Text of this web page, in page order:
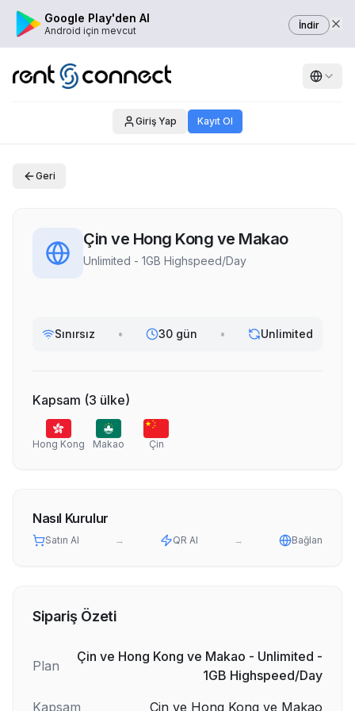
Google Play'den Al
Android için mevcut İndir
Giriş Yap Kayıt Ol
Geri
Çin ve Hong Kong ve Makao
Unlimited - 1GB Highspeed/Day
Sınırsız • 30 gün • Unlimited
Kapsam (3 ülke)
Hong Kong Makao Çin
Nasıl Kurulur
Satın Al → QR Al → Bağlan
Sipariş Özeti
Plan
Çin ve Hong Kong ve Makao - Unlimited -
1GB Highspeed/Day
Kapsam
Çin ve Hong Kong ve Makao